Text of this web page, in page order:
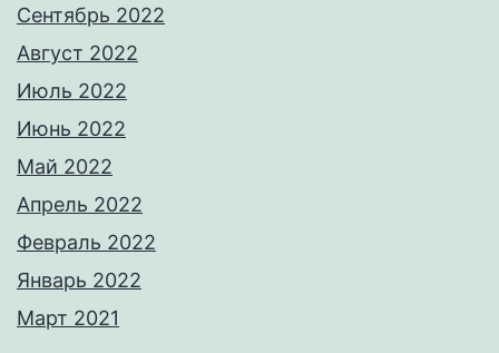
Сентябрь 2022
Август 2022
Июль 2022
Июнь 2022
Май 2022
Апрель 2022
Февраль 2022
Январь 2022
Март 2021